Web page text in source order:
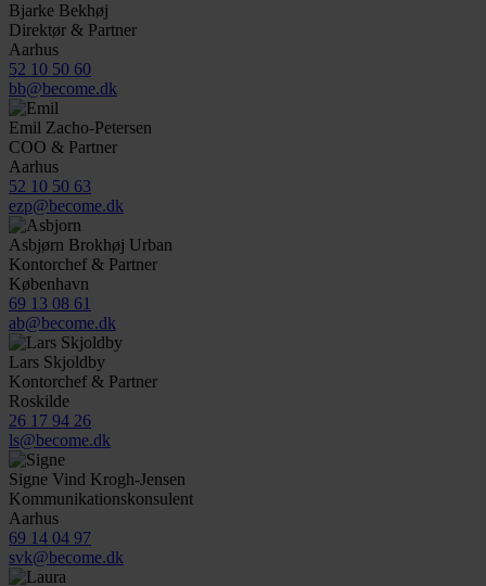
Bjarke Bekhøj
Direktør & Partner
Aarhus
52 10 50 60
bb@become.dk
Emil Zacho-Petersen
COO & Partner
Aarhus
52 10 50 63
ezp@become.dk
Asbjørn Brokhøj Urban
Kontorchef & Partner
København
69 13 08 61
ab@become.dk
Lars Skjoldby
Kontorchef & Partner
Roskilde
26 17 94 26
ls@become.dk
Signe Vind Krogh-Jensen
Kommunikationskonsulent
Aarhus
69 14 04 97
svk@become.dk